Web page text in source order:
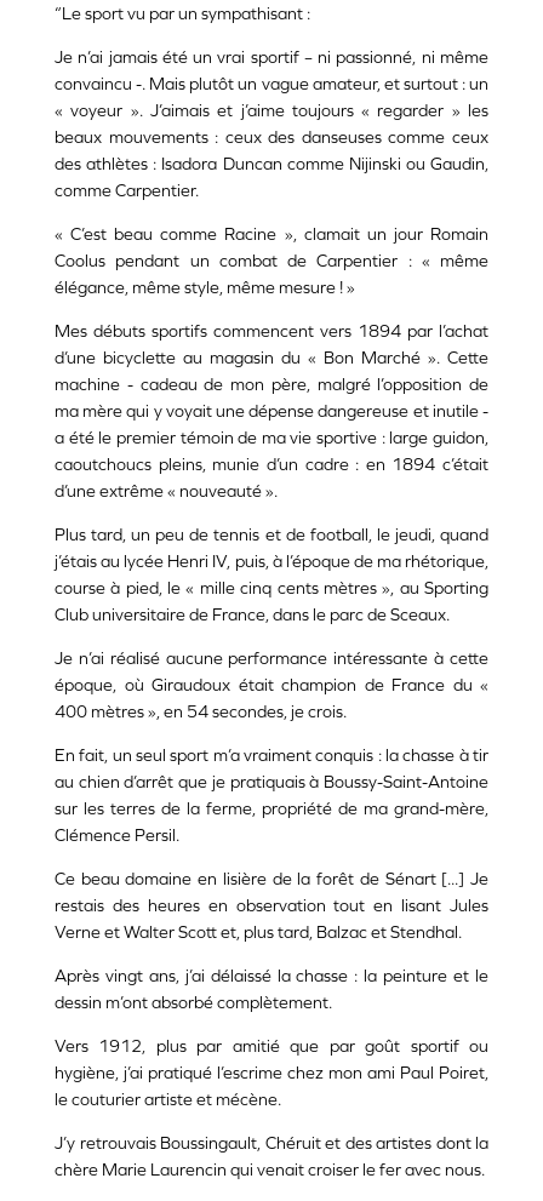
“Le sport vu par un sympathisant :
Je n’ai jamais été un vrai sportif – ni passionné, ni même
convaincu -. Mais plutôt un vague amateur, et surtout : un
« voyeur ». J’aimais et j’aime toujours « regarder » les
beaux mouvements : ceux des danseuses comme ceux
des athlètes : Isadora Duncan comme Nijinski ou Gaudin,
comme Carpentier.
« C’est beau comme Racine », clamait un jour Romain
Coolus pendant un combat de Carpentier : « même
élégance, même style, même mesure ! »
Mes débuts sportifs commencent vers 1894 par l’achat
d’une bicyclette au magasin du « Bon Marché ». Cette
machine - cadeau de mon père, malgré l’opposition de
ma mère qui y voyait une dépense dangereuse et inutile -
a été le premier témoin de ma vie sportive : large guidon,
caoutchoucs pleins, munie d’un cadre : en 1894 c’était
d’une extrême « nouveauté ».
Plus tard, un peu de tennis et de football, le jeudi, quand
j’étais au lycée Henri IV, puis, à l’époque de ma rhétorique,
course à pied, le « mille cinq cents mètres », au Sporting
Club universitaire de France, dans le parc de Sceaux.
Je n’ai réalisé aucune performance intéressante à cette
époque, où Giraudoux était champion de France du «
400 mètres », en 54 secondes, je crois.
En fait, un seul sport m’a vraiment conquis : la chasse à tir
au chien d’arrêt que je pratiquais à Boussy-Saint-Antoine
sur les terres de la ferme, propriété de ma grand-mère,
Clémence Persil.
Ce beau domaine en lisière de la forêt de Sénart [...] Je
restais des heures en observation tout en lisant Jules
Verne et Walter Scott et, plus tard, Balzac et Stendhal.
Après vingt ans, j’ai délaissé la chasse : la peinture et le
dessin m’ont absorbé complètement.
Vers 1912, plus par amitié que par goût sportif ou
hygiène, j’ai pratiqué l’escrime chez mon ami Paul Poiret,
le couturier artiste et mécène.
J’y retrouvais Boussingault, Chéruit et des artistes dont la
chère Marie Laurencin qui venait croiser le fer avec nous.